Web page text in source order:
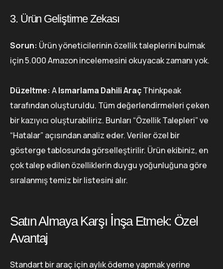
3. Ürün Geliştirme Zekası
Sorun: Ürün yöneticilerinin özellik taleplerini bulmak
için 5.000 Amazon incelemesini okuyacak zamanı yok.
Düzeltme: AIsmarlama Dahili AraçThinkpeak
tarafından oluşturuldu. Tüm değerlendirmeleri çeken
bir kazıyıcı oluşturabiliriz. Bunları “Özellik Talepleri” ve
“Hatalar” açısından analiz eder. Veriler özel bir
gösterge tablosunda görselleştirilir. Ürün ekibiniz, en
çok talep edilen özelliklerin duygu yoğunluğuna göre
sıralanmış temiz bir listesini alır.
Satın Almaya Karşı İnşa Etmek: Özel
Avantaj
Standart bir araç için aylık ödeme yapmak yerine